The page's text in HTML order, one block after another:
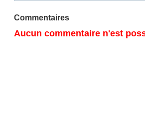
Commentaires
Aucun commentaire n'est